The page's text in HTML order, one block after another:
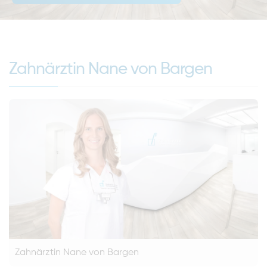
Zahnärztin Nane von Bargen
Zahnärztin Nane von Bargen